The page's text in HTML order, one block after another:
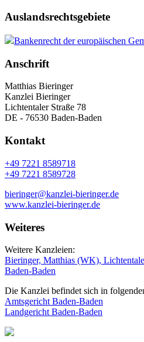
Auslandsrechtsgebiete
Bankenrecht der europäischen
Anschrift
Matthias Bieringer
Kanzlei Bieringer
Lichtentaler Straße 78
DE - 76530 Baden-Baden
Kontakt
+49 7221 8589718
+49 7221 8589728
bieringer@kanzlei-bieringer.de
www.kanzlei-bieringer.de
Weiteres
Weitere Kanzleien:
Bieringer, Matthias (WK),
Baden-Baden
Die Kanzlei befindet sich in
Amtsgericht Baden-Baden
Landgericht Baden-Baden